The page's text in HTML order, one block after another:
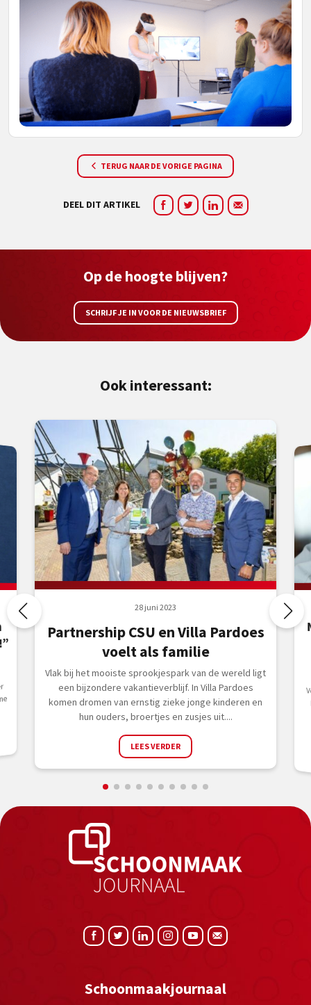
TERUG NAAR DE VORIGE PAGINA
DEEL DIT ARTIKEL
Op de hoogte blijven?
SCHRIJF JE IN VOOR DE NIEUWSBRIEF
Ook interessant:
28 juni 2023
Partnership CSU en Villa Pardoes
voelt als familie
Vlak bij het mooiste sprookjespark van de wereld ligt
een bijzondere vakantieverblijf. In Villa Pardoes
komen dromen van ernstig zieke jonge kinderen en
hun ouders, broertjes en zusjes uit....
LEES VERDER
Schoonmaakjournaal